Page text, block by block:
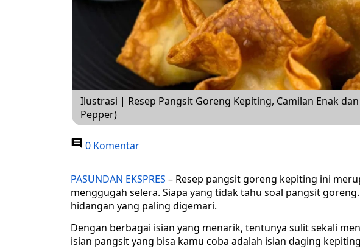
Ilustrasi | Resep Pangsit Goreng Kepiting, Camilan Enak
Pepper)
0 Komentar
PASUNDAN EKSPRES – Resep pangsit goreng kepiting ini
menggugah selera. Siapa yang tidak tahu soal pangsit
hidangan yang paling digemari.
Dengan berbagai isian yang menarik, tentunya sulit sekali
isian pangsit yang bisa kamu coba adalah isian daging